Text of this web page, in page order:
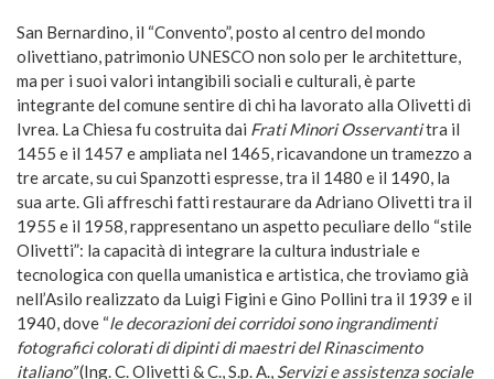
San Bernardino, il “Convento”, posto al centro del mondo
olivettiano, patrimonio UNESCO non solo per le architetture,
ma per i suoi valori intangibili sociali e culturali, è parte
integrante del comune sentire di chi ha lavorato alla Olivetti di
Ivrea. La Chiesa fu costruita dai Frati Minori Osservantitra il
1455 e il 1457 e ampliata nel 1465, ricavandone un tramezzo a
tre arcate, su cui Spanzotti espresse, tra il 1480 e il 1490, la
sua arte. Gli affreschi fatti restaurare da Adriano Olivetti tra il
1955 e il 1958, rappresentano un aspetto peculiare dello “stile
Olivetti”: la capacità di integrare la cultura industriale e
tecnologica con quella umanistica e artistica, che troviamo già
nell’Asilo realizzato da Luigi Figini e Gino Pollini tra il 1939 e il
1940, dove “le decorazioni dei corridoi sono ingrandimenti
fotografici colorati di dipinti di maestri del Rinascimento
italiano”(Ing. C. Olivetti & C., S.p. A.,
Servizi e assistenza sociale